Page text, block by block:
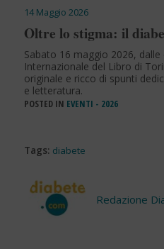
14 Maggio 2026
Oltre lo stigma: il
Sabato 16 maggio 2026,
Internazionale del Libro di
originale e ricco di spunti
e letteratura.
POSTED IN EVENTI - 2026
Tags: diabete
Redazione